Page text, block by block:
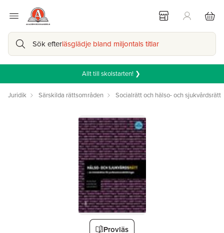
Sök efterläsglädje bland miljontals titlar
Allt till skolstarten! ❯
Juridik Särskilda rättsområden Socialrätt och hälso- och sjukvårdsrätt
Provläs